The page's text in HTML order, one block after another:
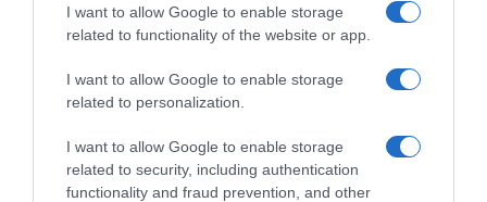
I want to allow Google to enable storage
related to functionality of the website or app.
I want to allow Google to enable storage
related to personalization.
I want to allow Google to enable storage
related to security, including authentication
functionality and fraud prevention, and other